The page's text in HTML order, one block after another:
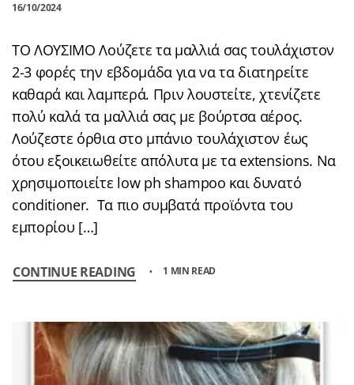
16/10/2024
ΤΟ ΛΟΥΣΙΜΟ Λούζετε τα μαλλιά σας τουλάχιστον
2-3 φορές την εβδομάδα για να τα διατηρείτε
καθαρά και λαμπερά. Πριν λουστείτε, χτενίζετε
πολύ καλά τα μαλλιά σας με βούρτσα αέρος.
Λούζεστε όρθια στο μπάνιο τουλάχιστον έως
ότου εξοικειωθείτε απόλυτα με τα extensions. Να
χρησιμοποιείτε low ph shampoo και δυνατό
conditioner. Τα πιο συμβατά προϊόντα του
εμπορίου […]
CONTINUE READING 1 MIN READ